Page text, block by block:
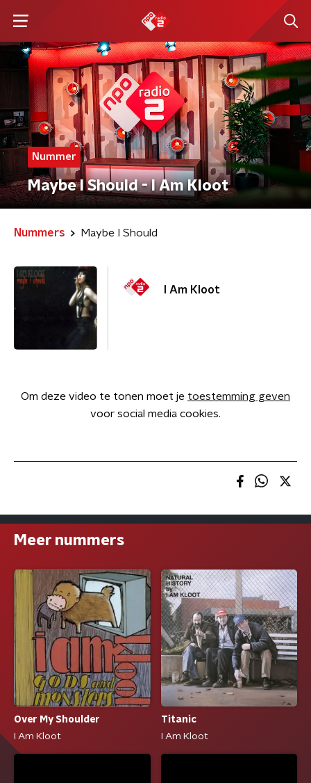
Nummer
Maybe I Should - I Am Kloot
Nummers Maybe I Should
I Am Kloot
Om deze video te tonen moet je toestemming geven
voor social media cookies.
Meer nummers
Over My Shoulder
I Am Kloot
Titanic
I Am Kloot